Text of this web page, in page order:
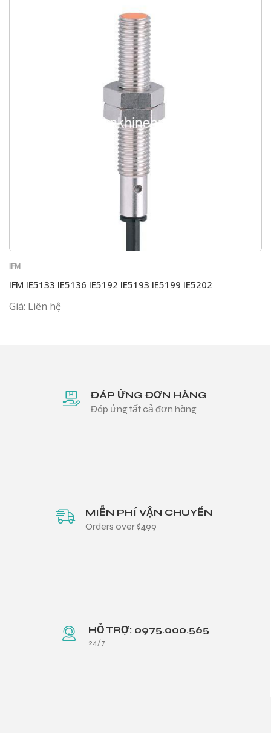
IFM
IFM IE5133 IE5136 IE5192 IE5193 IE5199 IE5202
Giá: Liên hệ
ĐÁP ỨNG ĐƠN HÀNG
Đáp ứng tất cả đơn hàng
MIỄN PHÍ VẬN CHUYỂN
Orders over $499
HỖ TRỢ: 0975.000.565
24/7